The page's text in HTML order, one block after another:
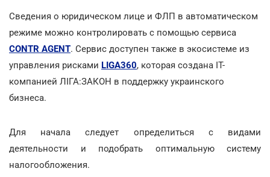
Сведения о юридическом лице и ФЛП в автоматическом
режиме можно контролировать с помощью сервиса
CONTR AGENT. Сервис доступен также в экосистеме из
управления рисками LIGA360, которая создана IT-
компанией ЛІГА:ЗАКОН в поддержку украинского
бизнеса.
Для начала следует определиться с видами
деятельности и подобрать оптимальную систему
налогообложения.